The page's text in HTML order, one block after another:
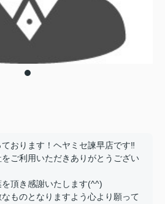
おります！ヘヤミセ諫早店です‼
をご利用いただきありがとうござい
頂き感謝いたします(^^)
ものとなりますよう心より願って